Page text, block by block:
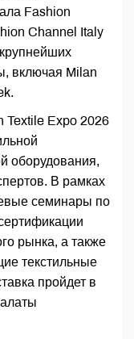
Fashion
Channel Italy
включая Milan
Textile Expo 2026
оборудования,
В рамках
семинары по
рынка, а также
текстильные
пройдет в